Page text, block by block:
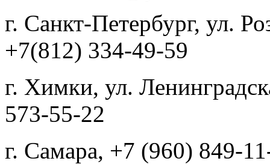
г. Санкт-Петербург, ул.
+7(812) 334-49-59
г. Химки, ул.
573-55-22
г. Самара, +7 (960) 849-